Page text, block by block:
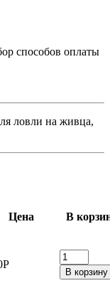
способов оплаты
ловли на живца,
Цена В
Р
В корзину